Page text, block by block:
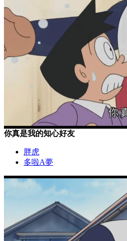
你真是我的知心好友
胖虎
多啦A夢